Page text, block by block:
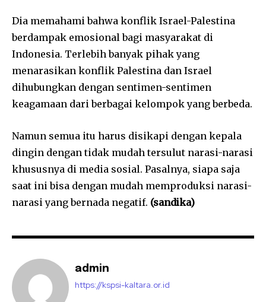
Dia memahami bahwa konflik Israel-Palestina
berdampak emosional bagi masyarakat di
Indonesia. Terlebih banyak pihak yang
menarasikan konflik Palestina dan Israel
dihubungkan dengan sentimen-sentimen
keagamaan dari berbagai kelompok yang berbeda.
Namun semua itu harus disikapi dengan kepala
dingin dengan tidak mudah tersulut narasi-narasi
khususnya di media sosial. Pasalnya, siapa saja
saat ini bisa dengan mudah memproduksi narasi-
narasi yang bernada negatif. (sandika)
admin
https://kspsi-kaltara.or.id